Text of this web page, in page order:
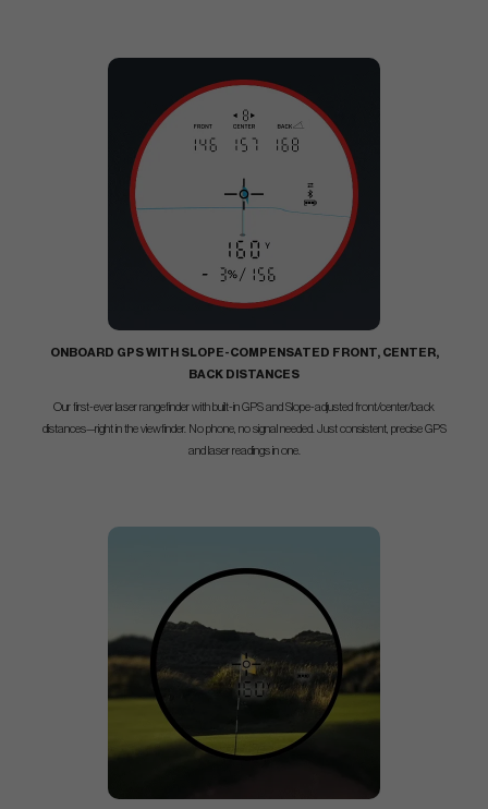
ONBOARD GPS WITH SLOPE-COMPENSATED FRONT, CENTER,
BACK DISTANCES
Our first-ever laser rangefinder with built-in GPS and Slope-adjusted front/center/back
distances—right in the viewfinder. No phone, no signal needed. Just consistent, precise GPS
and laser readings in one.